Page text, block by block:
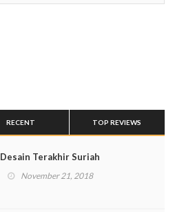
RECENT TOP REVIEWS
Desain Terakhir Suriah
November 21, 2018